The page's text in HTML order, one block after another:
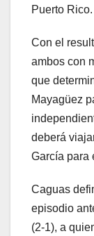
Puerto Rico.
Con el
ambos con
que
Mayagüez
deberá
García para
Caguas
episodio
(2-1), a